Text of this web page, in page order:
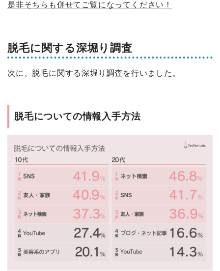
是非そちらも併せてご覧になってください！
脱毛に関する深堀り調査
次に、脱毛に関する深堀り調査を行いました。
脱毛についての情報入手方法